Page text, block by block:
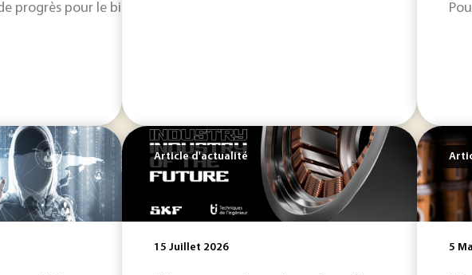
progrès pour le bien commun, l’industrie numérique a une incidence
Article d'actualité
15 Juillet 2026 5